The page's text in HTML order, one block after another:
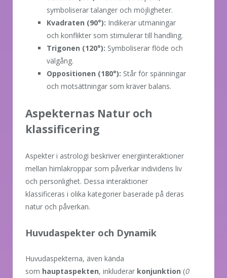
symboliserar talanger och möjligheter.
Kvadraten (90°): Indikerar utmaningar
och konflikter som stimulerar till handling.
Trigonen (120°): Symboliserar flöde och
välgång.
Oppositionen (180°): Står för spänningar
och motsättningar som kräver balans.
Aspekternas Natur och
klassificering
Aspekter i astrologi beskriver energiinteraktioner
mellan himlakroppar som påverkar individens liv
och personlighet. Dessa interaktioner
klassificeras i olika kategorier baserade på deras
natur och påverkan.
Huvudaspekter och Dynamik
Huvudaspekterna, även kända
som hauptaspekten, inkluderar konjunktion (0